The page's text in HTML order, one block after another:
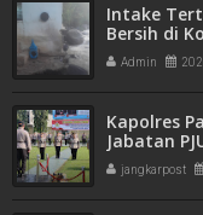
Intake
Bersih di
Admin
Kapolres
Jabatan
jangkarpost